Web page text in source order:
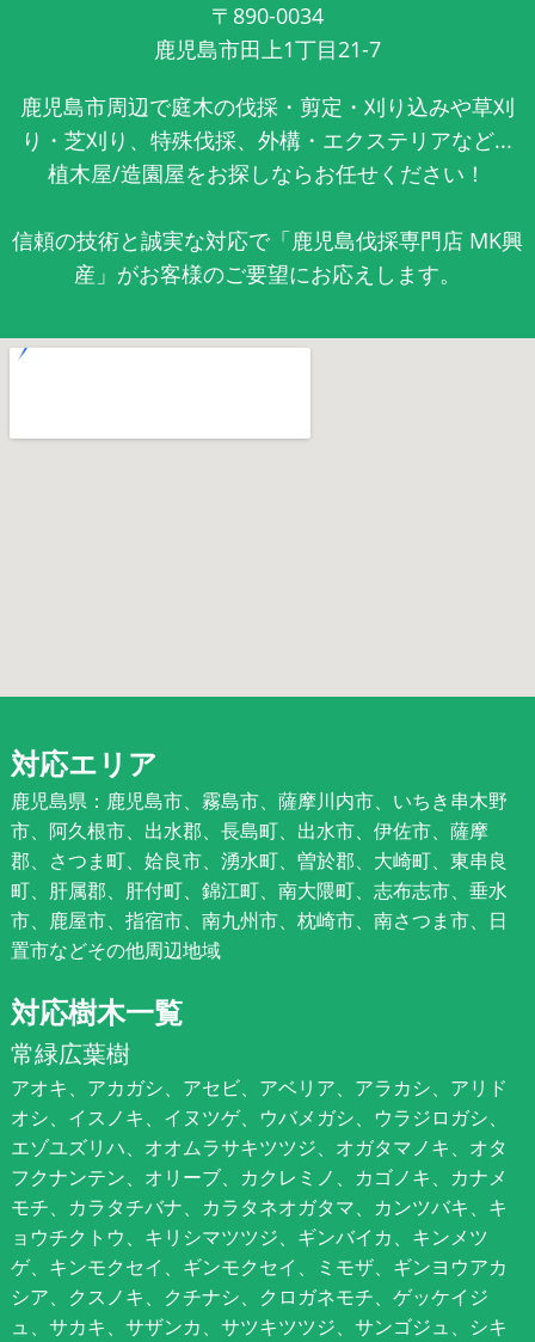
〒890-0034
鹿児島市田上1丁目21-7
鹿児島市周辺で庭木の伐採・剪定・刈り込みや草刈
り・芝刈り、特殊伐採、外構・エクステリアなど...
植木屋/造園屋をお探しならお任せください！
信頼の技術と誠実な対応で「鹿児島伐採専門店 MK興
産」がお客様のご要望にお応えします。
対応エリア
鹿児島県：鹿児島市、霧島市、薩摩川内市、いちき串木野
市、阿久根市、出水郡、長島町、出水市、伊佐市、薩摩
郡、さつま町、姶良市、湧水町、曽於郡、大崎町、東串良
町、肝属郡、肝付町、錦江町、南大隈町、志布志市、垂水
市、鹿屋市、指宿市、南九州市、枕崎市、南さつま市、日
置市などその他周辺地域
対応樹木一覧
常緑広葉樹
アオキ、アカガシ、アセビ、アベリア、アラカシ、アリド
オシ、イスノキ、イヌツゲ、ウバメガシ、ウラジロガシ、
エゾユズリハ、オオムラサキツツジ、オガタマノキ、オタ
フクナンテン、オリーブ、カクレミノ、カゴノキ、カナメ
モチ、カラタチバナ、カラタネオガタマ、カンツバキ、キ
ョウチクトウ、キリシマツツジ、ギンバイカ、キンメツ
ゲ、キンモクセイ、ギンモクセイ、ミモザ、ギンヨウアカ
シア、クスノキ、クチナシ、クロガネモチ、ゲッケイジ
ュ、サカキ、サザンカ、サツキツツジ、サンゴジュ、シキ